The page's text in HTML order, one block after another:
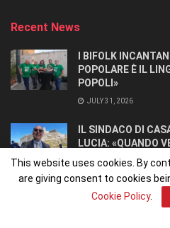
Recent News
I BIFOLK
POPOLARE È IL
POPOLI»
JULY 31, 2026
IL SINDACO DI
LUCIA: «QUANDO
TORNARE A CASA».
JULY 27, 2026
This website uses cookies. By
are giving consent to cookies
Cookie Policy.